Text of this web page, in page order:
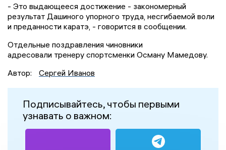
- Это выдающееся достижение - закономерный
результат Дашиного упорного труда, несгибаемой воли
и преданности каратэ, - говорится в сообщении.
Отдельные поздравления чиновники
адресовали тренеру спортсменки Осману Мамедову.
Автор:
Сергей Иванов
Подписывайтесь, чтобы первыми
узнавать о важном: